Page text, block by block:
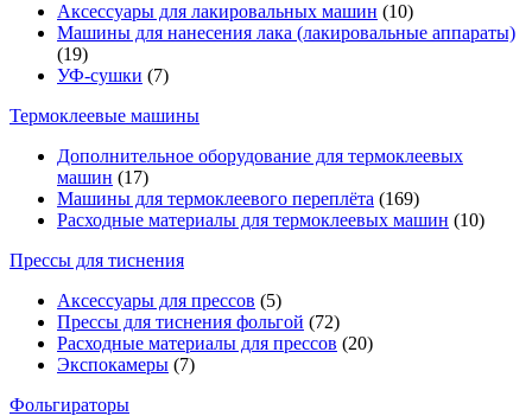
Аксессуары для лакировальных машин (10)
Машины для нанесения лака (лакировальные аппараты)
(19)
УФ-сушки (7)
Термоклеевые машины
Дополнительное оборудование для термоклеевых
машин (17)
Машины для термоклеевого переплёта (169)
Расходные материалы для термоклеевых машин (10)
Прессы для тиснения
Аксессуары для прессов (5)
Прессы для тиснения фольгой (72)
Расходные материалы для прессов (20)
Экспокамеры (7)
Фольгираторы